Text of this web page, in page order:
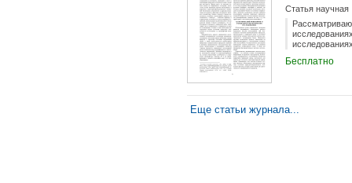
Статья научная
Бесплатно
Еще статьи журнала...